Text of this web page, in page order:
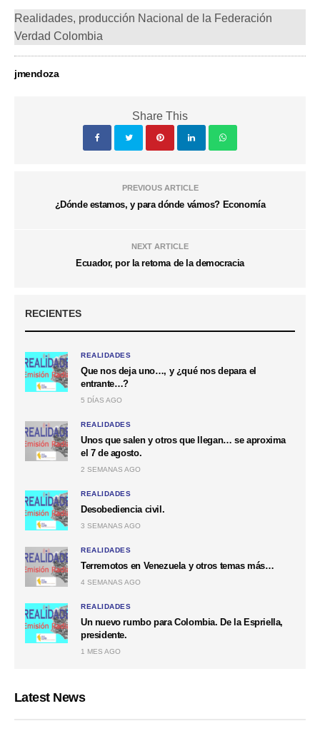
Realidades, producción Nacional de la Federación
Verdad Colombia
jmendoza
Share This
PREVIOUS ARTICLE
¿Dónde estamos, y para dónde vámos? Economía
NEXT ARTICLE
Ecuador, por la retoma de la democracia
RECIENTES
REALIDADES
Que nos deja uno…, y ¿qué nos depara el
entrante…?
5 DÍAS AGO
REALIDADES
Unos que salen y otros que llegan… se aproxima
el 7 de agosto.
2 SEMANAS AGO
REALIDADES
Desobediencia civil.
3 SEMANAS AGO
REALIDADES
Terremotos en Venezuela y otros temas más…
4 SEMANAS AGO
REALIDADES
Un nuevo rumbo para Colombia. De la Espriella,
presidente.
1 MES AGO
Latest News